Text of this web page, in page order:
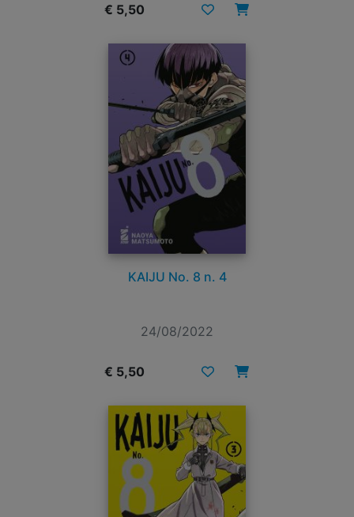
€ 5,50
KAIJU No. 8 n. 4
24/08/2022
€ 5,50